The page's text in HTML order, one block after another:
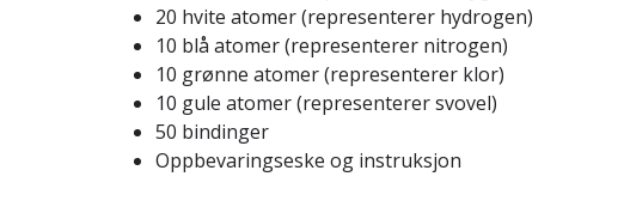
20 hvite atomer (representerer hydrogen)
10 blå atomer (representerer nitrogen)
10 grønne atomer (representerer klor)
10 gule atomer (representerer svovel)
50 bindinger
Oppbevaringseske og instruksjon